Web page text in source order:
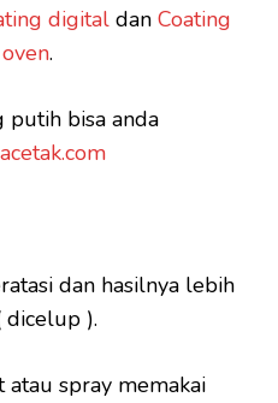
digital dan Coating
.
putih bisa anda
dan hasilnya lebih
dicelup ).
atau spray memakai